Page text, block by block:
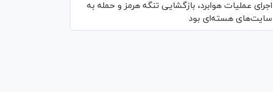
اجرای عملیات هوابرد، بازگشایی تنگه هرمز و حمله به
سایت‌های هسته‌ای بود